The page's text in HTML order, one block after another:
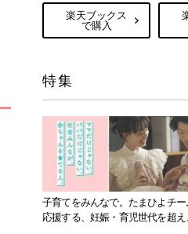
楽天ブックス
で購入
特集
子育てをみんなで。たまひよチ
応援する、妊娠・育児世代を超